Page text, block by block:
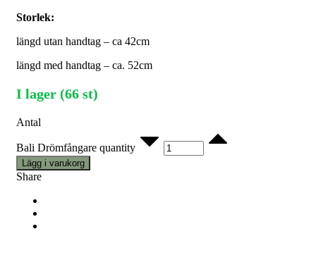
Storlek:
längd utan handtag – ca 42cm
längd med handtag – ca. 52cm
I lager (66 st)
Antal
Bali Drömfångare quantity
Lägg i varukorg
Share